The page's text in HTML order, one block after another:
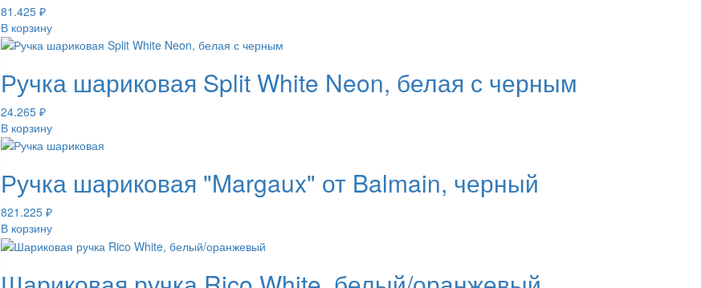
81.425 ₽
В корзину
Ручка шариковая Split White Neon, белая с черным
24.265 ₽
В корзину
Ручка шариковая "Margaux" от Balmain, черный
821.225 ₽
В корзину